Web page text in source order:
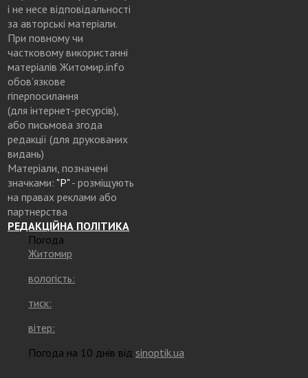
і не несе відповідальності
за авторські матеріали.
При повному чи
частковому використанні
матеріалів Житомир.info
обов’язкове
гіперпосилання
(для інтернет-ресурсів),
або письмова згода
редакції (для друкованих
видань)
Матеріали, позначені
значками: "Р"- розміщують
на правах реклами або
партнерства
РЕДАКЦІЙНА ПОЛІТИКА
Погода
Житомир
вологість:
тиск:
вітер:
Погода на 10 днів від sinoptik.ua